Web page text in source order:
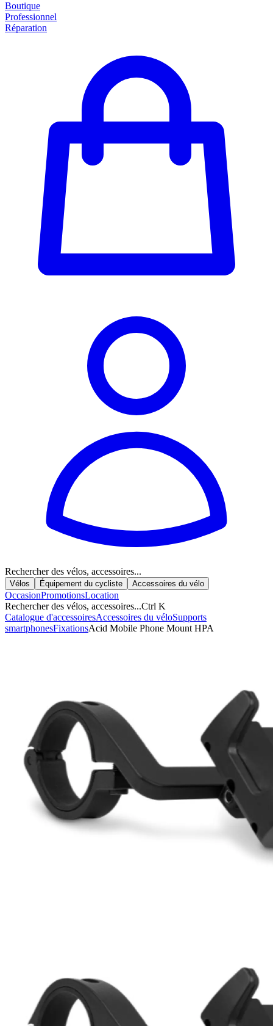
Boutique
Professionnel
Réparation
Rechercher des vélos, accessoires...
Vélos Équipement du cycliste Accessoires du vélo
OccasionPromotionsLocation
Rechercher des vélos, accessoires...Ctrl K
Catalogue d'accessoiresAccessoires du véloSupports
smartphonesFixationsAcid Mobile Phone Mount HPA